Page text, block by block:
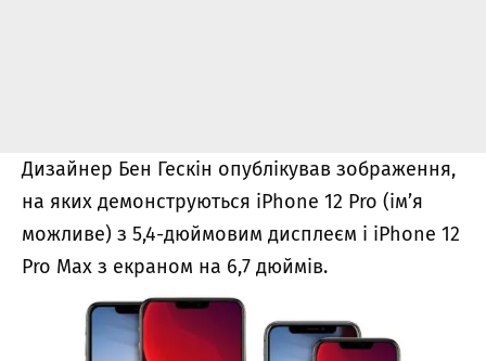
Дизайнер Бен Гескін опублікував зображення,
на яких демонструються iPhone 12 Pro (ім’я
можливе) з 5,4-дюймовим дисплеєм і iPhone 12
Pro Max з екраном на 6,7 дюймів.